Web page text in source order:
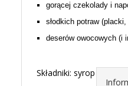
gorącej czekolady i
słodkich potraw
deserów owocowych (i
Składniki: syrop